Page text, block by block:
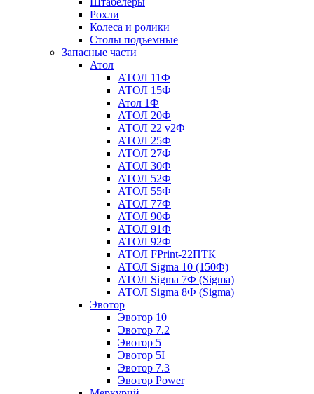
Рохли
Колеса и ролики
Столы подъемные
Запасные части
Атол
АТОЛ 11Ф
АТОЛ 15Ф
Атол 1Ф
АТОЛ 20Ф
АТОЛ 22 v2Ф
АТОЛ 25Ф
АТОЛ 27Ф
АТОЛ 30Ф
АТОЛ 52Ф
АТОЛ 55Ф
АТОЛ 77Ф
АТОЛ 90Ф
АТОЛ 91Ф
АТОЛ 92Ф
АТОЛ FPrint-22ПТК
АТОЛ Sigma 10 (150Ф)
АТОЛ Sigma 7Ф (Sigma)
АТОЛ Sigma 8Ф (Sigma)
Эвотор
Эвотор 10
Эвотор 7.2
Эвотор 5
Эвотор 5I
Эвотор 7.3
Эвотор Power